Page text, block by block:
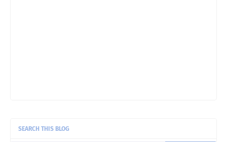
Suria Amanda:
SEARCH THIS BLOG